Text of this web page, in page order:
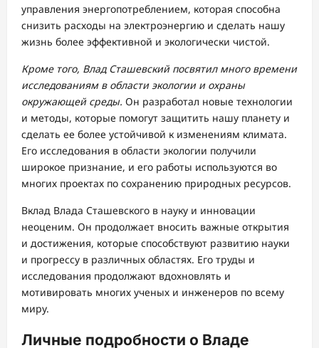
управления энергопотреблением, которая способна
снизить расходы на электроэнергию и сделать нашу
жизнь более эффективной и экологически чистой.
Кроме того, Влад Сташевский посвятил много времени
исследованиям в области экологии и охраны
окружающей среды. Он разработал новые технологии
и методы, которые помогут защитить нашу планету и
сделать ее более устойчивой к изменениям климата.
Его исследования в области экологии получили
широкое признание, и его работы используются во
многих проектах по сохранению природных ресурсов.
Вклад Влада Сташевского в науку и инновации
неоценим. Он продолжает вносить важные открытия
и достижения, которые способствуют развитию науки
и прогрессу в различных областях. Его труды и
исследования продолжают вдохновлять и
мотивировать многих ученых и инженеров по всему
миру.
Личные подробности о Владе